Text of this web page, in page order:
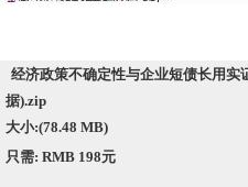
经济政策不确定性与企业短债长用实
据).zip
大小:(78.48 MB)
只需: RMB 198元